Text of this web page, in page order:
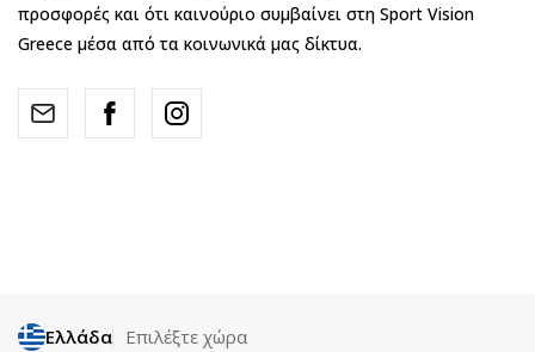
προσφορές και ότι καινούριο συμβαίνει στη Sport Vision
Greece μέσα από τα κοινωνικά μας δίκτυα.
Ελλάδα Επιλέξτε χώρα